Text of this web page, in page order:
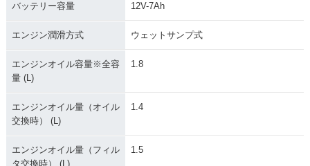
バッテリー容量 12V-7Ah
エンジン潤滑方式 ウェットサンプ式
エンジンオイル容量※全容
量 (L)
1.8
エンジンオイル量（オイル
交換時） (L)
1.4
エンジンオイル量（フィル
タ交換時） (L)
1.5